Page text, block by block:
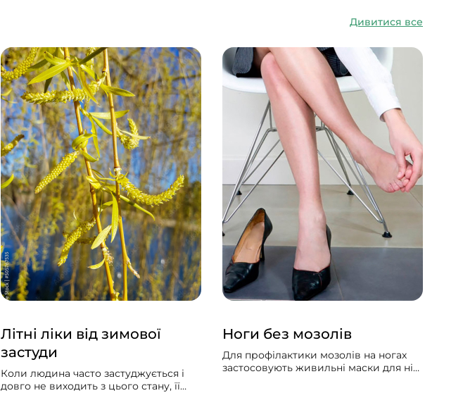
Дивитися все
Літні ліки від зимової
застуди
Коли людина часто застуджується і
довго не виходить з цього стану, її
Ноги без мозолів
Для профілактики мозолів на ногах
застосовують живильні маски для ніг,